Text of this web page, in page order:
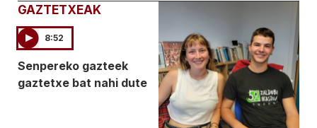
GAZTETXEAK
8:52
Senpereko gazteek
gaztetxe bat nahi dute